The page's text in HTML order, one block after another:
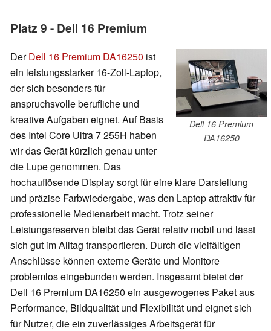
Platz 9 - Dell 16 Premium
Dell 16 Premium
DA16250
DerDell 16 Premium DA16250 ist
ein leistungsstarker 16-Zoll-Laptop,
der sich besonders für
anspruchsvolle berufliche und
kreative Aufgaben eignet. Auf Basis
des Intel Core Ultra 7 255H haben
wir das Gerät kürzlich genau unter
die Lupe genommen. Das
hochauflösende Display sorgt für eine klare Darstellung
und präzise Farbwiedergabe, was den Laptop attraktiv für
professionelle Medienarbeit macht. Trotz seiner
Leistungsreserven bleibt das Gerät relativ mobil und lässt
sich gut im Alltag transportieren. Durch die vielfältigen
Anschlüsse können externe Geräte und Monitore
problemlos eingebunden werden. Insgesamt bietet der
Dell 16 Premium DA16250 ein ausgewogenes Paket aus
Performance, Bildqualität und Flexibilität und eignet sich
für Nutzer, die ein zuverlässiges Arbeitsgerät für